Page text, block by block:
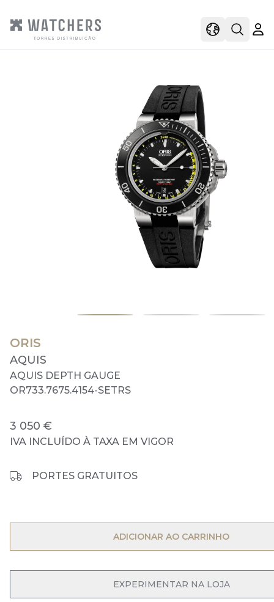
viewOpen
ORIS
AQUIS
AQUIS DEPTH GAUGE
OR733.7675.4154-SETRS
3 050 €
IVA INCLUÍDO À TAXA EM VIGOR
PORTES GRATUITOS
OPEN MENU
ADICIONAR AO CARRINHO
EXPERIMENTAR NA LOJA